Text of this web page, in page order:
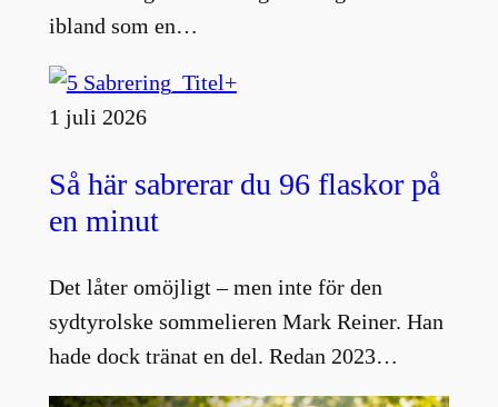
ibland som en…
1 juli 2026
Så här sabrerar du 96 flaskor på
en minut
Det låter omöjligt – men inte för den
sydtyrolske sommelieren Mark Reiner. Han
hade dock tränat en del. Redan 2023…